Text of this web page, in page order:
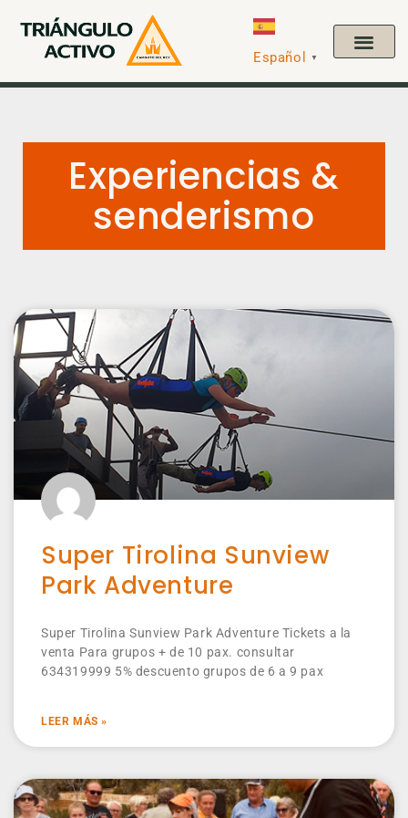
Español ▼
Experiencias &
senderismo
Super Tirolina Sunview
Park Adventure
Super Tirolina Sunview Park Adventure Tickets a la
venta Para grupos + de 10 pax. consultar
634319999 5% descuento grupos de 6 a 9 pax
LEER MÁS »